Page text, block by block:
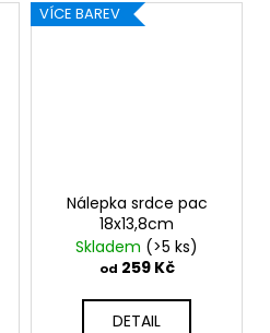
VÍCE BAREV
Nálepka srdce pac
18x13,8cm
Skladem (>5 ks)
od 259 Kč
DETAIL